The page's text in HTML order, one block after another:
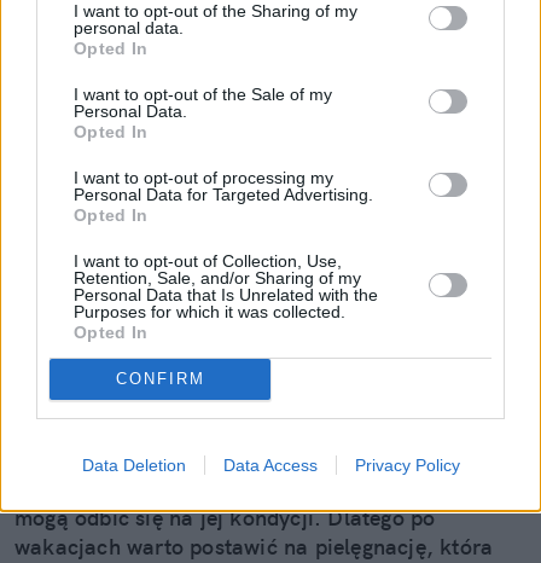
I want to opt-out of the Sharing of my
personal data.
Opted In
I want to opt-out of the Sale of my
Personal Data.
Opted In
I want to opt-out of processing my
Personal Data for Targeted Advertising.
Opted In
I want to opt-out of Collection, Use,
Retention, Sale, and/or Sharing of my
Personal Data that Is Unrelated with the
Purposes for which it was collected.
Opted In
CONFIRM
Data Deletion Data Access Privacy Policy
Skóra po wakacjach woła o
regenerację. 5 kroków, które zwrócą jej
blask i komfort
Lato rozpieszcza ciepłymi dniami, długimi
wieczorami i wakacyjnymi wyjazdami, ale nasza
skóra ma na ten temat zupełnie inne zdanie.
spędzone na słońcu, w klimatyzowanych
mogą odbić się na jej kondycji. Dlatego po
wakacjach warto postawić na pielęgnację, która